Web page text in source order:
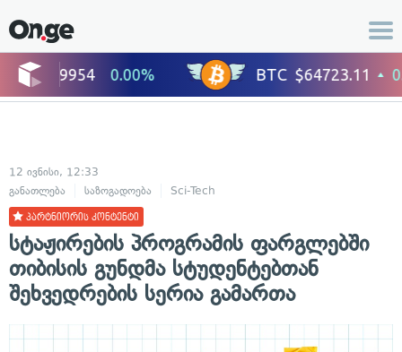
12 ივნისი, 12:33
განათლება
საზოგადოება Sci-Tech
პარტნიორის კონტენტი
სტაჟირების პროგრამის ფარგლებში
თიბისის გუნდმა სტუდენტებთან
შეხვედრების სერია გამართა